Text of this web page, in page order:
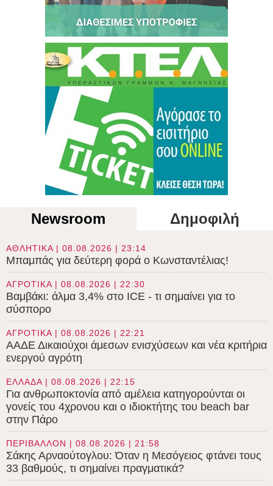
Newsroom Δημοφιλή
ΑΘΛΗΤΙΚΑ | 08.08.2026 | 23:14
Μπαμπάς για δεύτερη φορά ο Κωνσταντέλιας!
ΑΓΡΟΤΙΚΑ | 08.08.2026 | 22:30
Βαμβάκι: άλμα 3,4% στο ICE - τι σημαίνει για το
σύσπορο
ΑΓΡΟΤΙΚΑ | 08.08.2026 | 22:21
ΑΑΔΕ Δικαιούχοι άμεσων ενισχύσεων και νέα κριτήρια
ενεργού αγρότη
ΕΛΛΑΔΑ | 08.08.2026 | 22:15
Για ανθρωποκτονία από αμέλεια κατηγορούνται οι
γονείς του 4χρονου και ο ιδιοκτήτης του beach bar
στην Πάρο
ΠΕΡΙΒΑΛΛΟΝ | 08.08.2026 | 21:58
Σάκης Αρναούτογλου: Όταν η Μεσόγειος φτάνει τους
33 βαθμούς, τι σημαίνει πραγματικά?